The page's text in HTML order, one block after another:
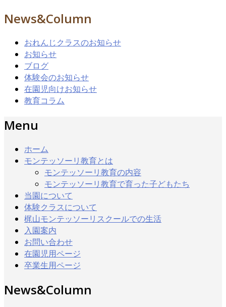
News&Column
おれんじクラスのお知らせ
お知らせ
ブログ
体験会のお知らせ
在園児向けお知らせ
教育コラム
Menu
ホーム
モンテッソーリ教育とは
モンテッソーリ教育の内容
モンテッソーリ教育で育った子どもたち
当園について
体験クラスについて
梶山モンテッソーリスクールでの生活
入園案内
お問い合わせ
在園児用ページ
卒業生用ページ
News&Column